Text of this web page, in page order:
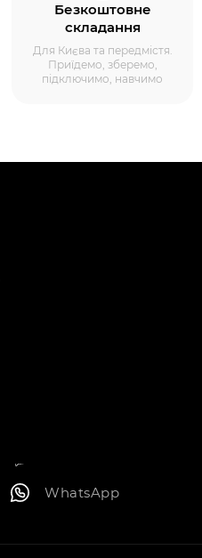
Безкоштовне
складання
Для Києва та передмістя.
Приїдемо, зберемо,
підключимо, навчимо
WhatsApp